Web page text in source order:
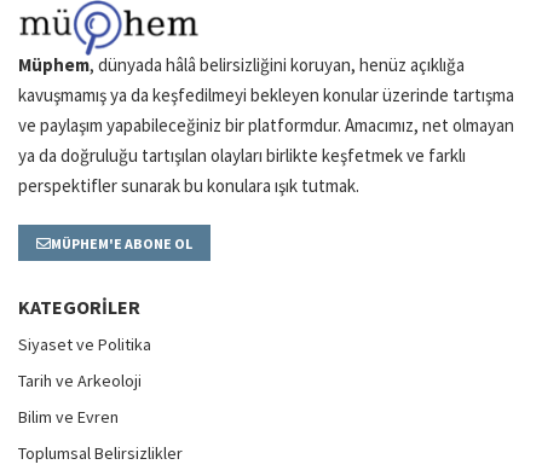
Müphem, dünyada hâlâ belirsizliğini koruyan, henüz açıklığa
kavuşmamış ya da keşfedilmeyi bekleyen konular üzerinde tartışma
ve paylaşım yapabileceğiniz bir platformdur. Amacımız, net olmayan
ya da doğruluğu tartışılan olayları birlikte keşfetmek ve farklı
perspektifler sunarak bu konulara ışık tutmak.
MÜPHEM'E ABONE OL
KATEGORILER
Siyaset ve Politika
Tarih ve Arkeoloji
Bilim ve Evren
Toplumsal Belirsizlikler